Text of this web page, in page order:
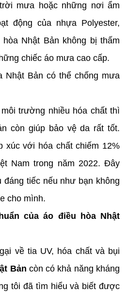
mưa hoặc những nơi ẩm
động của nhựa Polyester,
Nhật Bản không bị thấm
chiếc áo mưa cao cấp.
Nhật Bản có thể chống mưa
trường nhiều hóa chất thì
còn giúp bảo vệ da rất tốt.
xúc với hóa chất chiếm 12%
Nam trong năm 2022. Đây
tiếc nếu như bạn không
cho mình.
của áo điều hòa Nhật
về tia UV, hóa chất và bụi
Bản còn có khả năng kháng
tôi đã tìm hiểu và biết được